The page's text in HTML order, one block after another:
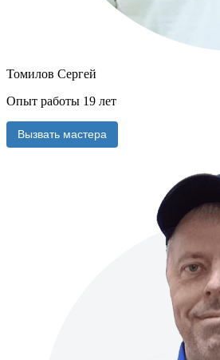
Томилов Сергей
Опыт работы 19 лет
Вызвать мастера